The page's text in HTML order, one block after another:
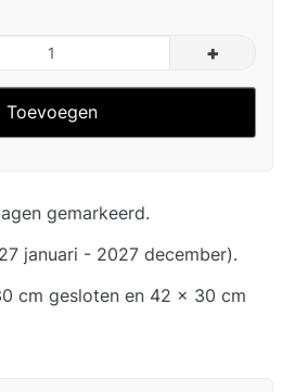
+
Toevoegen
gemarkeerd.
januari - 2027 december).
cm gesloten en 42 x 30 cm